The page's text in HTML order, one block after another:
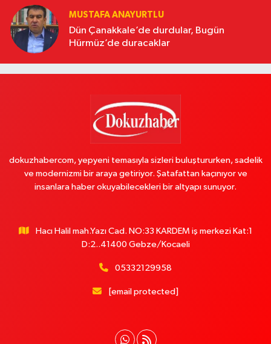
MUSTAFA ANAYURTLU
Dün Çanakkale’de durdular, Bugün
Hürmüz’de duracaklar
dokuzhabercom, yepyeni temasıyla sizleri buluştururken, sadelik
ve modernizmi bir araya getiriyor. Şatafattan kaçınıyor ve
insanlara haber okuyabilecekleri bir altyapı sunuyor.
Hacı Halil mah.Yazı Cad. NO:33 KARDEM iş merkezi Kat:1
D:2..41400 Gebze/Kocaeli
05332129958
[email protected]